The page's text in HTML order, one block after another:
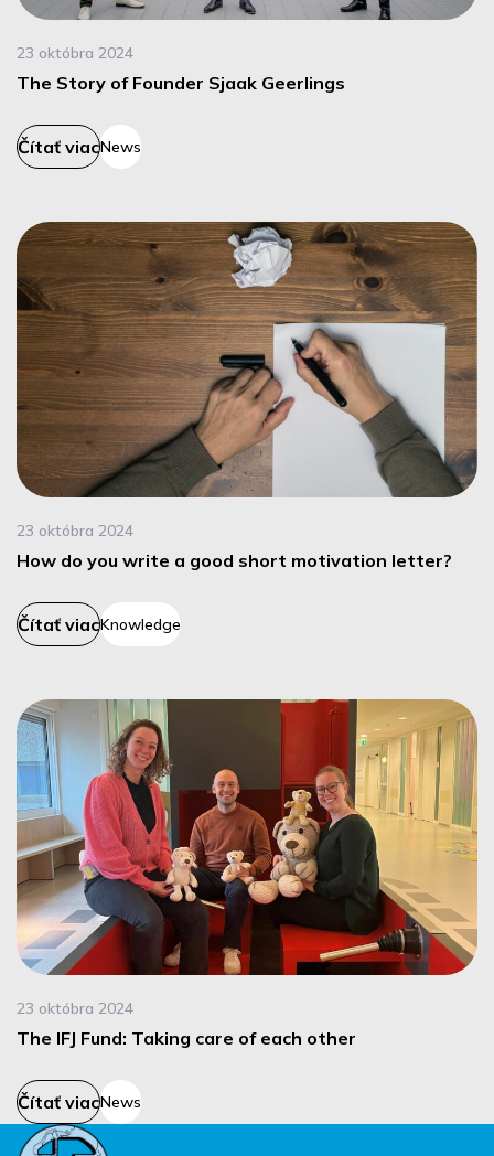
23 októbra 2024
The Story of Founder Sjaak Geerlings
Čítať viacNews
23 októbra 2024
How do you write a good short motivation letter?
Čítať viacKnowledge
23 októbra 2024
The IFJ Fund: Taking care of each other
Čítať viacNews